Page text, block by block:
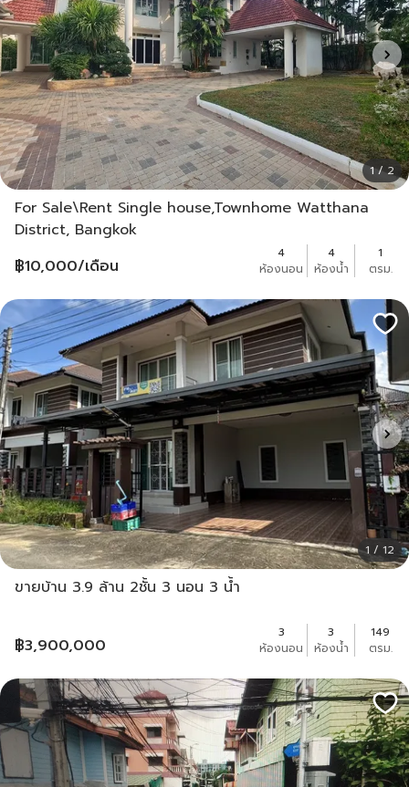
1 / 2
For Sale\Rent Single house,Townhome Watthana
District, Bangkok
฿10,000/เดือน
4
ห้องนอน
4
ห้องน้ำ
1
ตรม.
1 / 12
ขายบ้าน 3.9 ล้าน 2ชั้น 3 นอน 3 น้ำ
฿3,900,000
3
ห้องนอน
3
ห้องน้ำ
149
ตรม.